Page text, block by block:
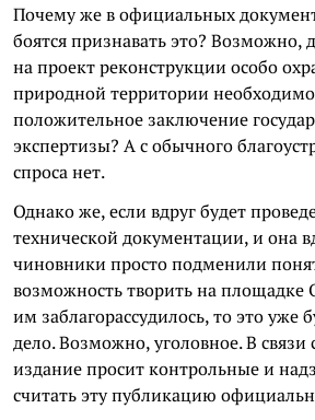
Почему же в официальных
боятся признавать это? Возможно,
на проект реконструкции особо
природной территории
положительное заключение
экспертизы? А с обычного
спроса нет.
Однако же, если вдруг будет
технической документации, и она
чиновники просто подменили
возможность творить на площадке
им заблагорассудилось, то это уже
дело. Возможно, уголовное. В
издание просит контрольные и
считать эту публикацию